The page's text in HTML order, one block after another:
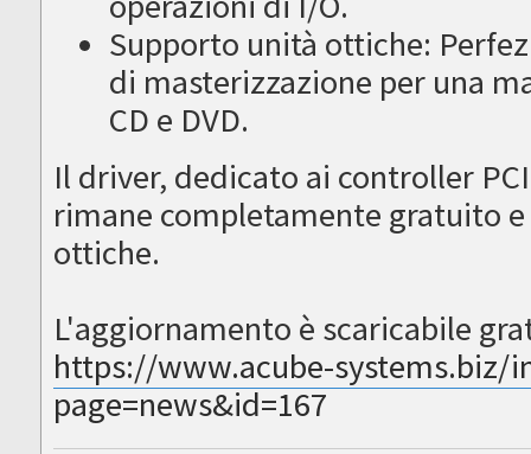
Supporto unità ottiche:
di masterizzazione per una
CD e DVD.
Il driver, dedicato ai controller
rimane completamente gratuito e
ottiche.
L'aggiornamento è scaricabile
https://www.acube-systems.biz/
page=news&id=167